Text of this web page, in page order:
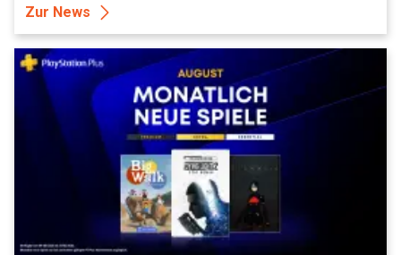
Zur News